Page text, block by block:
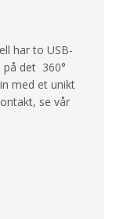
har to USB-
på det 360°
med et unikt
se vår